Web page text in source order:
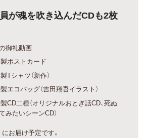
が魂を吹き込んだCDも2枚
御礼動画
ポストカード
Tシャツ（新作）
エコバッグ（吉田翔吾イラスト）
CD二種（オリジナルおとぎ話CD、死ぬ
みたいシーンCD）
お届け予定です。